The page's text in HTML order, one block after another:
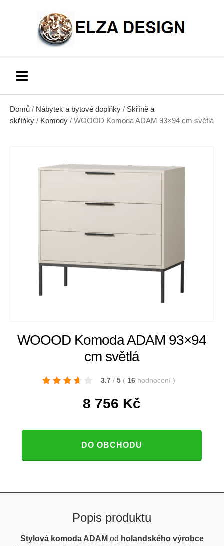
Domů / Nábytek a bytové doplňky / Skříně a
skříňky / Komody / WOOOD Komoda ADAM 93×94 cm světlá
WOOOD Komoda ADAM 93×94
cm světlá
3.7 / 5 ( 16 hodnocení )
8 756 Kč
DO OBCHODU
Popis produktu
Stylová komoda ADAM od holandského výrobce